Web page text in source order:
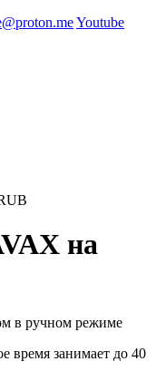
Youtube
на
в ручном режиме
время занимает до 40